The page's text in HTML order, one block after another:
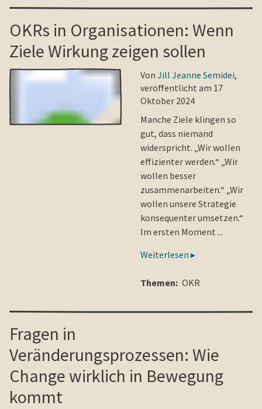
OKRs in Organisationen: Wenn
Ziele Wirkung zeigen sollen
Von Jill Jeanne Semidei,
veröffentlicht am 17
Oktober 2024
Manche Ziele klingen so
gut, dass niemand
widerspricht. „Wir wollen
effizienter werden.“ „Wir
wollen besser
zusammenarbeiten.“ „Wir
wollen unsere Strategie
konsequenter umsetzen.“
Im ersten Moment ...
Weiterlesen ▸
Themen: OKR
Fragen in
Veränderungsprozessen: Wie
Change wirklich in Bewegung
kommt